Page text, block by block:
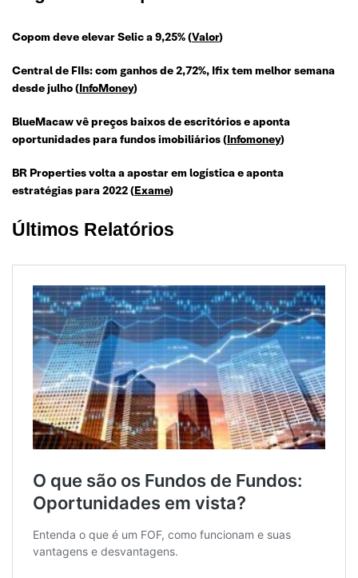
Copom deve elevar Selic a 9,25% (Valor)
Central de FIIs: com ganhos de 2,72%, Ifix tem melhor semana
desde julho (InfoMoney)
BlueMacaw vê preços baixos de escritórios e aponta
oportunidades para fundos imobiliários (Infomoney)
BR Properties volta a apostar em logística e aponta
estratégias para 2022 (Exame)
Últimos Relatórios